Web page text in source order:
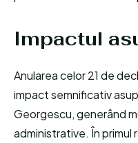
Impactul
Anularea celor 21 de
impact semnificativ
Georgescu, generând
administrative. În primul